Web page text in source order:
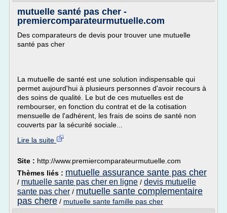
mutuelle santé pas cher -
premiercomparateurmutuelle.com
Des comparateurs de devis pour trouver une mutuelle
santé pas cher
La mutuelle de santé est une solution indispensable qui
permet aujourd'hui à plusieurs personnes d'avoir recours à
des soins de qualité. Le but de ces mutuelles est de
rembourser, en fonction du contrat et de la cotisation
mensuelle de l'adhérent, les frais de soins de santé non
couverts par la sécurité sociale...
Lire la suite
Site : http://www.premiercomparateurmutuelle.com
Thèmes liés : mutuelle assurance sante pas cher
/ mutuelle sante pas cher en ligne / devis mutuelle
sante pas cher / mutuelle sante complementaire
pas chere / mutuelle sante famille pas cher